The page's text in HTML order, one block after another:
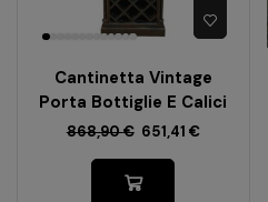
Cantinetta Vintage
Porta Bottiglie E Calici
868,90€ 651,41 €